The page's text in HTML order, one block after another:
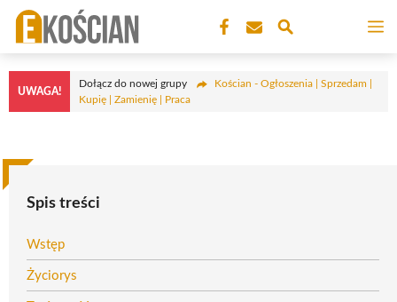
Przejdź
treści
UWAGA!
Dołącz do nowej grupy
Kościan - Ogłoszenia | Sprzedam |
Kupię | Zamienię | Praca
Spis treści
Wstęp
Życiorys